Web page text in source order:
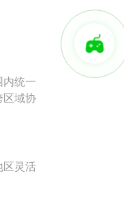
统一
区域协
区灵活